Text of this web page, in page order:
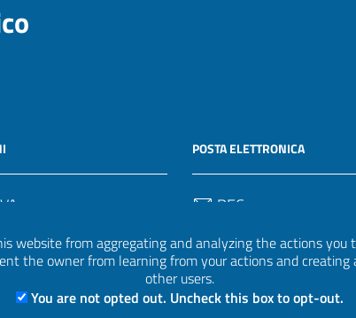
website from aggregating and analyzing the actions you
the owner from learning from your actions and creating
other users.
You are not opted out. Uncheck this box to opt-out.
POSTA ELETTRONICA
PEC
Email
uff.statistico@invalsi.it